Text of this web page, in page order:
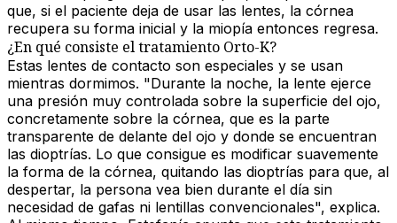
que, si el paciente deja de usar las lentes, la córnea
recupera su forma inicial y la miopía entonces regresa.
¿En qué consiste el tratamiento Orto-K?
Estas lentes de contacto son especiales y se usan
mientras dormimos. "Durante la noche, la lente ejerce
una presión muy controlada sobre la superficie del ojo,
concretamente sobre la córnea, que es la parte
transparente de delante del ojo y donde se encuentran
las dioptrías. Lo que consigue es modificar suavemente
la forma de la córnea, quitando las dioptrías para que, al
despertar, la persona vea bien durante el día sin
necesidad de gafas ni lentillas convencionales", explica.